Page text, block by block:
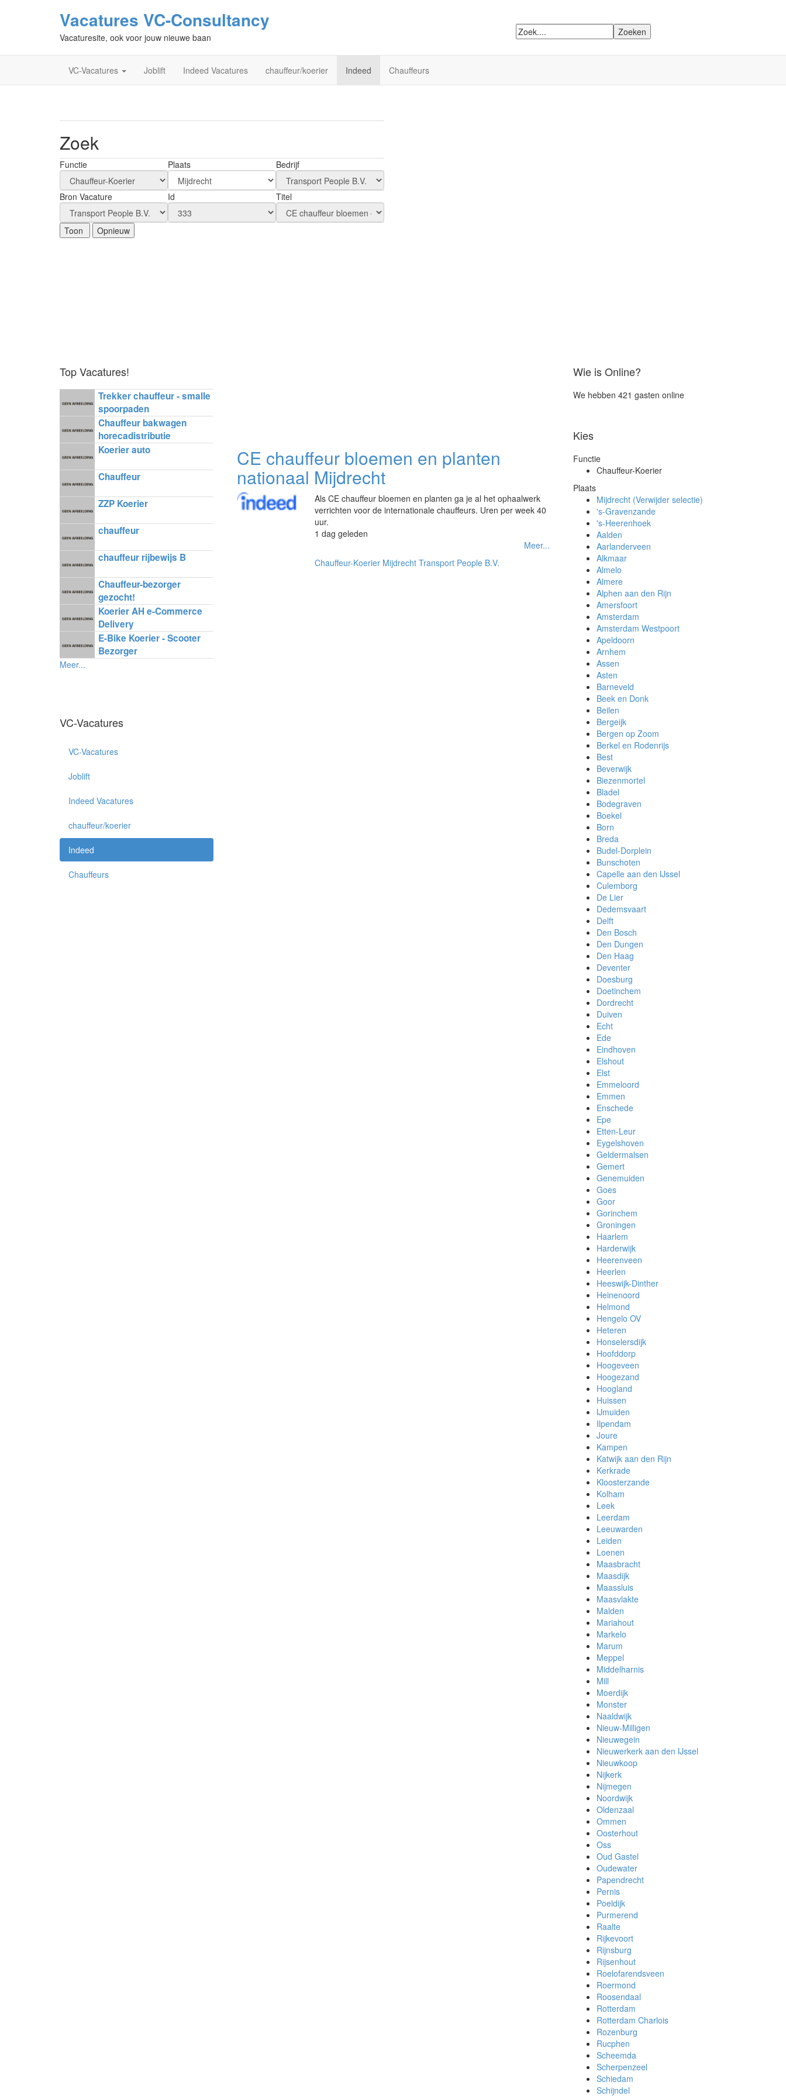
Vacatures VC-Consultancy
Vacaturesite, ook voor jouw nieuwe baan
VC-Vacatures Joblift Indeed Vacatures chauffeur/koerier Indeed Chauffeurs
Zoek
Functie Plaats Bedrijf
Bron Vacature Id Titel
CE chauffeur bloemen en planten
nationaal Mijdrecht
Als CE chauffeur bloemen en planten ga je al het ophaalwerk
verrichten voor de internationale chauffeurs. Uren per week 40
uur.
1 dag geleden
Meer...
Chauffeur-Koerier Mijdrecht Transport People B.V.
Top Vacatures!
Trekker chauffeur - smalle
spoorpaden
Chauffeur bakwagen
horecadistributie
Koerier auto
Chauffeur
ZZP Koerier
chauffeur
chauffeur rijbewijs B
Chauffeur-bezorger
gezocht!
Koerier AH e-Commerce
Delivery
E-Bike Koerier - Scooter
Bezorger
Meer...
VC-Vacatures
VC-Vacatures
Joblift
Indeed Vacatures
chauffeur/koerier
Indeed
Chauffeurs
Wie is Online?
We hebben 421 gasten online
Kies
Functie
Chauffeur-Koerier
Plaats
Mijdrecht (Verwijder selectie)
's-Gravenzande
's-Heerenhoek
Aalden
Aarlanderveen
Alkmaar
Almelo
Almere
Alphen aan den Rijn
Amersfoort
Amsterdam
Amsterdam Westpoort
Apeldoorn
Arnhem
Assen
Asten
Barneveld
Beek en Donk
Beilen
Bergeijk
Bergen op Zoom
Berkel en Rodenrijs
Best
Beverwijk
Biezenmortel
Bladel
Bodegraven
Boekel
Born
Breda
Budel-Dorplein
Bunschoten
Capelle aan den IJssel
Culemborg
De Lier
Dedemsvaart
Delft
Den Bosch
Den Dungen
Den Haag
Deventer
Doesburg
Doetinchem
Dordrecht
Duiven
Echt
Ede
Eindhoven
Elshout
Elst
Emmeloord
Emmen
Enschede
Epe
Etten-Leur
Eygelshoven
Geldermalsen
Gemert
Genemuiden
Goes
Goor
Gorinchem
Groningen
Haarlem
Harderwijk
Heerenveen
Heerlen
Heeswijk-Dinther
Heinenoord
Helmond
Hengelo OV
Heteren
Honselersdijk
Hoofddorp
Hoogeveen
Hoogezand
Hoogland
Huissen
IJmuiden
Ilpendam
Joure
Kampen
Katwijk aan den Rijn
Kerkrade
Kloosterzande
Kolham
Leek
Leerdam
Leeuwarden
Leiden
Loenen
Maasbracht
Maasdijk
Maassluis
Maasvlakte
Malden
Mariahout
Markelo
Marum
Meppel
Middelharnis
Mill
Moerdijk
Monster
Naaldwijk
Nieuw-Milligen
Nieuwegein
Nieuwerkerk aan den IJssel
Nieuwkoop
Nijkerk
Nijmegen
Noordwijk
Oldenzaal
Ommen
Oosterhout
Oss
Oud Gastel
Oudewater
Papendrecht
Pernis
Poeldijk
Purmerend
Raalte
Rijkevoort
Rijnsburg
Rijsenhout
Roelofarendsveen
Roermond
Roosendaal
Rotterdam
Rotterdam Charlois
Rozenburg
Rucphen
Scheemda
Scherpenzeel
Schiedam
Schijndel